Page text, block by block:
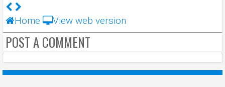
Home View web version
POST A COMMENT